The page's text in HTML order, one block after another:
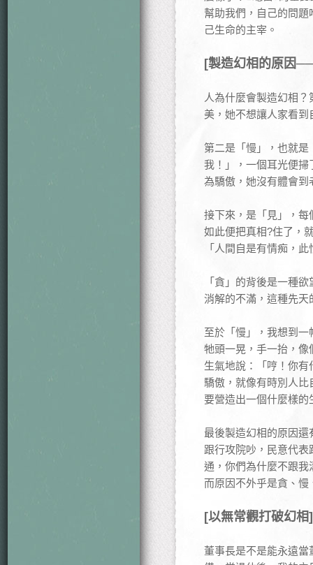
幫助我們，自己的問
己生命的主宰。
[製造幻相的原因
人為什麼會製造幻相
美，她不想讓人家看
第二是「慢」，也就
我！」，一個耳光便
為驕傲，她沒有體會到
接下來，是「見」，
如此便把真相?住了，
「人間自是有情痴，
「貪」的背後是一種
消解的不滿，這種先
至於「慢」，我想到
牠頭一晃，手一抬，
生氣地說：「哼！你
驕傲，就像有時別人
要營造出一個什麼樣的
最後製造幻相的原因
跟行攻院吵，民意代
通，你們為什麼不跟
而原因不外乎是貪、慢
[以無常觀打破幻相]
董事長是不是能永遠